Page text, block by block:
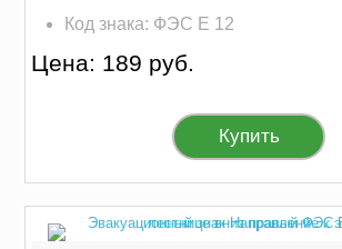
Код знака: ФЭС E 12
Цена: 189 руб.
Купить